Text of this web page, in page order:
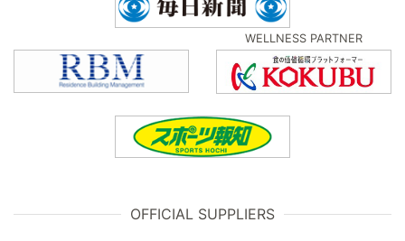
WELLNESS PARTNER
OFFICIAL SUPPLIERS